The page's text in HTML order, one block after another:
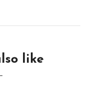
like